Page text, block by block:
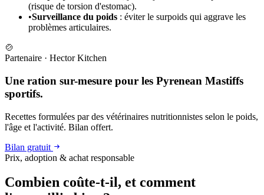
(risque de torsion d'estomac).
•Surveillance du poids : éviter le surpoids qui aggrave les
problèmes articulaires.
🍲
Partenaire · Hector Kitchen
Une ration sur-mesure pour les Pyrenean Mastiffs
sportifs.
Recettes formulées par des vétérinaires nutritionnistes selon le poids,
l'âge et l'activité. Bilan offert.
Bilan gratuit
Prix, adoption & achat responsable
Combien coûte-t-il, et comment